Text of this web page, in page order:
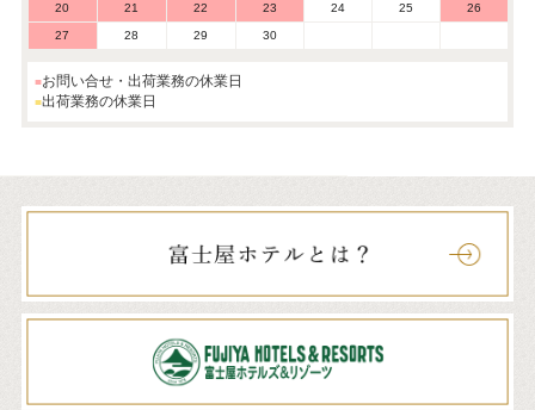
20 21 22 23 24 25 26
27 28 29 30
お問い合せ・出荷業務の休業日
出荷業務の休業日